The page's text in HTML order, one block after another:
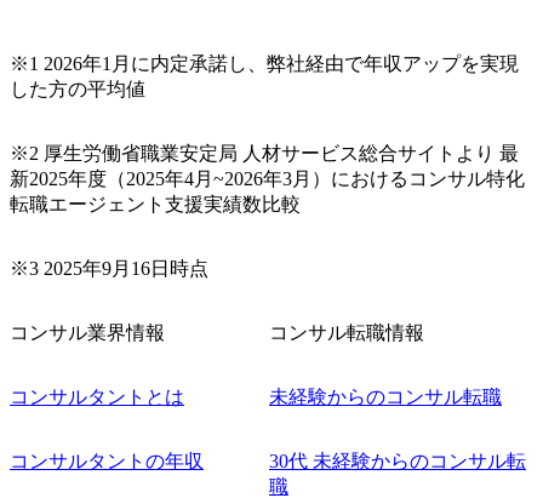
承ください。 【服装・持ち物】 ・特になし カジュアルな服
装でご参加ください。 【募集ポジション】 ITコンサルタン
定 ・全社デジタルトランスフォーメーション企画構想 ・業
務/組織/システムの現状分析/RPA選定/導入/実装 ・プライベ
ート/パブリッククラウド導入 ・AI活用による業務効率化/
企画 ・Disruptive Technologyを活用した新規事業の立案/推
上げていきたい ・サービスやソリューションに捉われず、
でのプロジェクトに参画し、自身のスキルアップを図りた
規事業開発にも興味があり、ゆくゆくはチャレンジしてみ
※1 2026年1月に内定承諾し、弊社経由で年収アップを実現
した方の平均値
※2 厚生労働省職業安定局 人材サービス総合サイトより 最
新2025年度（2025年4月~2026年3月）におけるコンサル特化
転職エージェント支援実績数比較
※3 2025年9月16日時点
コンサル業界情報
コンサルタントとは
コンサルタントの年収
コンサル転職情報
未経験からのコンサル転職
30代 未経験からのコンサル転
職